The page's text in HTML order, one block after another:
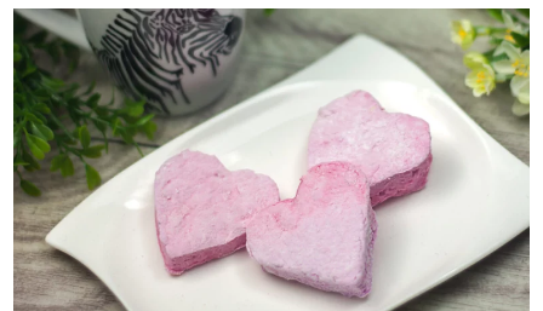
ELBER M
ACHEN! U
ND D
AS A
UCH N
OCH L
OW C
ARB!